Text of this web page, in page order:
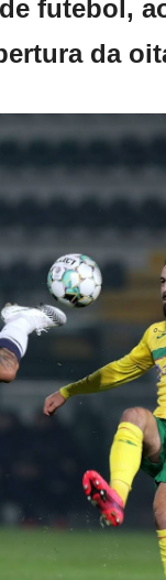
futebol,
da